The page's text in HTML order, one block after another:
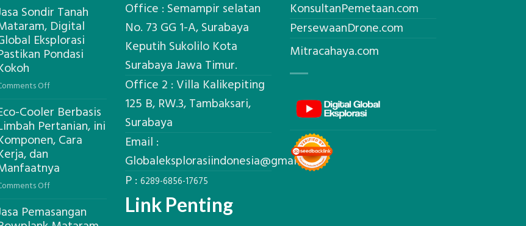
Sondir Tanah
Digital
Eksplorasi
Pondasi
Offon
Sondir
Tanah
Mataram,
Global
Kokoh
Cooler Berbasis
Pertanian, ini
Cara
dan
Offon
Cooler
Pemasangan
Office : Semampir selatan
No. 73 GG 1-A, Surabaya
Keputih Sukolilo Kota
Surabaya Jawa Timur.
Office 2 : Villa Kalikepiting
125 B, RW.3, Tambaksari,
Surabaya
Email :
Globaleksplorasiindonesia@gmail.com
P : 6289-6856-17675
Link Penting
KonsultanPemetaan.com
PersewaanDrone.com
Mitracahaya.com